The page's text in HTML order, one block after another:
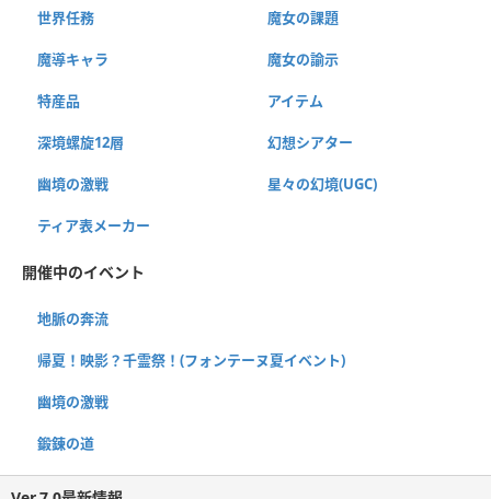
世界任務 魔女の課題
魔導キャラ 魔女の諭示
特産品 アイテム
深境螺旋12層 幻想シアター
幽境の激戦 星々の幻境(UGC)
ティア表メーカー
開催中のイベント
地脈の奔流
帰夏！映影？千霊祭！(フォンテーヌ夏イベント)
幽境の激戦
鍛錬の道